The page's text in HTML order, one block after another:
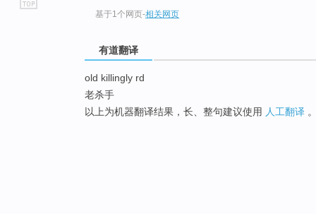
基于1个网页-相关网页
有道翻译
old killingly rd
老杀手
以上为机器翻译结果，长、整句建议使用 人工翻译